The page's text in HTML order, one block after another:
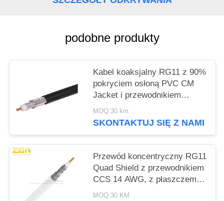
podobne produkty
Kabel koaksjalny RG11 z 90%
pokryciem osłoną PVC CM
Jacket i przewodnikiem
14AWG CCS dla systemów
CATV
MOQ:30 km
SKONTAKTUJ SIĘ Z NAMI
Przewód koncentryczny RG11
Quad Shield z przewodnikiem
CCS 14 AWG, z płaszczem
PVC o klasie CMR dla CATV
MOQ:30 KM